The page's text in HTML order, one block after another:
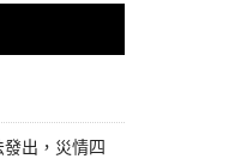
出，災情四